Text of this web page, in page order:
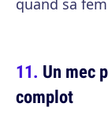
quand sa
Un mec
complot